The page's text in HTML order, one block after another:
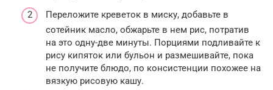
Переложите креветок в миску, добавьте в
сотейник масло, обжарьте в нем рис, потратив
на это одну-две минуты. Порциями подливайте к
рису кипяток или бульон и размешивайте, пока
не получите блюдо, по консистенции похожее на
вязкую рисовую кашу.